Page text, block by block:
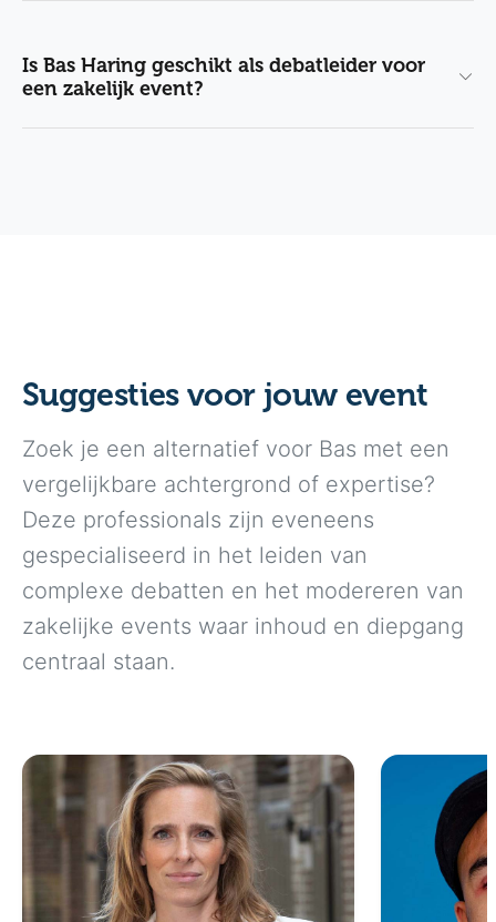
Is Bas Haring geschikt als debatleider voor
een zakelijk event?
Suggesties voor jouw event
Zoek je een alternatief voor Bas met een
vergelijkbare achtergrond of expertise?
Deze professionals zijn eveneens
gespecialiseerd in het leiden van
complexe debatten en het modereren van
zakelijke events waar inhoud en diepgang
centraal staan.